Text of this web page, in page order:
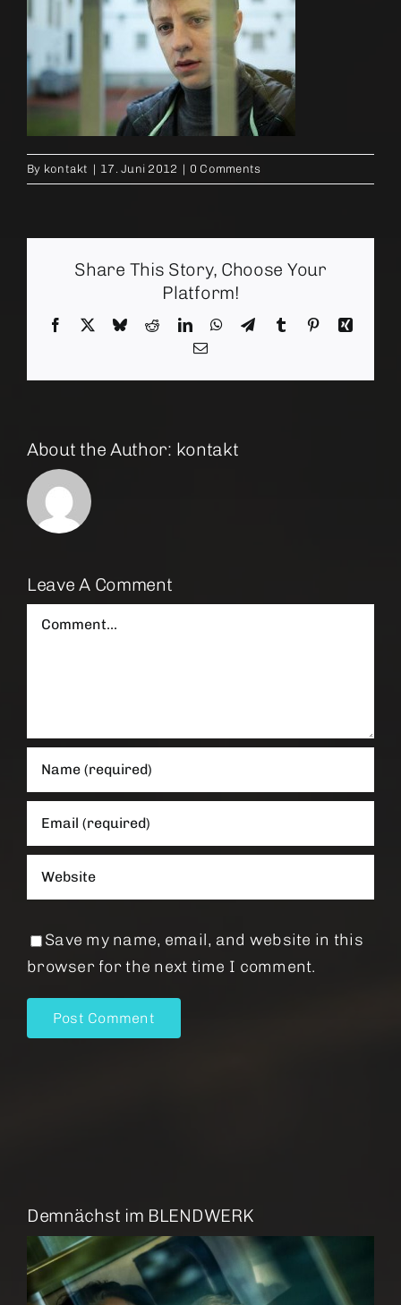
By kontakt | 17. Juni 2012 | 0 Comments
Share This Story, Choose Your
Platform!
Facebook BlueskyRedditLinkedInWhatsApp
TelegramTumblr PinterestXing
Email
About the Author: kontakt
Leave A Comment
Comment
Save my name, email, and website in this
browser for the next time I comment.
Demnächst im BLENDWERK